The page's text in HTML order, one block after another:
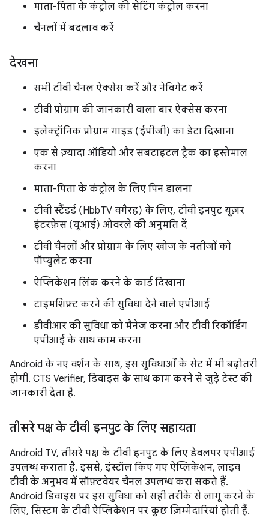
माता-पिता के कंट्रोल की सेटिंग कंट्रोल करना
चैनलों में बदलाव करें
देखना
सभी टीवी चैनल ऐक्सेस करें और नेविगेट करें
टीवी प्रोग्राम की जानकारी वाला बार ऐक्सेस करना
इलेक्ट्रॉनिक प्रोग्राम गाइड (ईपीजी) का डेटा दिखाना
एक से ज़्यादा ऑडियो और सबटाइटल ट्रैक का इस्तेमाल
करना
माता-पिता के कंट्रोल के लिए पिन डालना
टीवी स्टैंडर्ड (HbbTV वगैरह) के लिए, टीवी इनपुट यूज़र
इंटरफ़ेस (यूआई) ओवरले की अनुमति दें
टीवी चैनलों और प्रोग्राम के लिए खोज के नतीजों को
पॉप्युलेट करना
ऐप्लिकेशन लिंक करने के कार्ड दिखाना
टाइमशिफ़्ट करने की सुविधा देने वाले एपीआई
डीवीआर की सुविधा को मैनेज करना और टीवी रिकॉर्डिंग
एपीआई के साथ काम करना
Android के नए वर्शन के साथ, इस सुविधाओं के सेट में भी बढ़ोतरी
होगी. CTS Verifier, डिवाइस के साथ काम करने से जुड़े टेस्ट की
जानकारी देता है.
तीसरे पक्ष के टीवी इनपुट के लिए सहायता
Android TV, तीसरे पक्ष के टीवी इनपुट के लिए डेवलपर एपीआई
उपलब्ध कराता है. इससे, इंस्टॉल किए गए ऐप्लिकेशन, लाइव
टीवी के अनुभव में सॉफ़्टवेयर चैनल उपलब्ध करा सकते हैं.
Android डिवाइस पर इस सुविधा को सही तरीके से लागू करने के
लिए, सिस्टम के टीवी ऐप्लिकेशन पर कुछ ज़िम्मेदारियां होती हैं.